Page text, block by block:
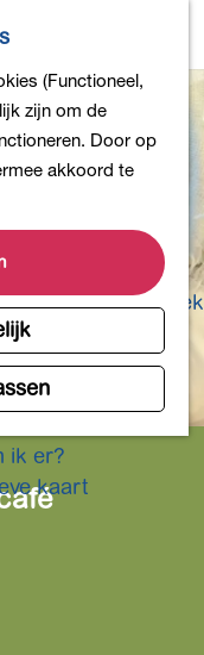
(Functioneel,
zijn om de
Door op
akkoord te
Bloemen
- Inschrijven
in
meer
uit de Bollenstreek
actief
ik er?
kaart